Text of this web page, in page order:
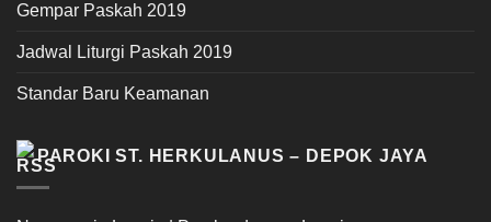
Gempar Paskah 2019
Jadwal Liturgi Paskah 2019
Standar Baru Keamanan
PAROKI ST. HERKULANUS – DEPOK JAYA